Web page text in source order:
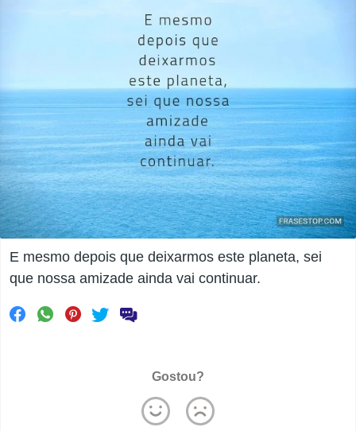
E mesmo depois que deixarmos este planeta, sei
que nossa amizade ainda vai continuar.
Gostou?